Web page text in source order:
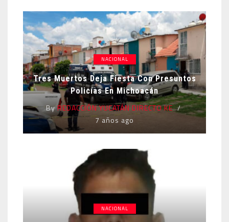
NACIONAL
Tres Muertos Deja Fiesta Con Presuntos
Policías En Michoacán
ByREDACCIÓN YUCATÁN DIRECTO KE
7 años ago
NACIONAL